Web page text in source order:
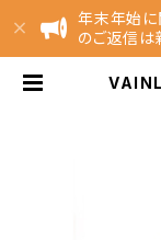
年末年始に
のご返信は
VAINL